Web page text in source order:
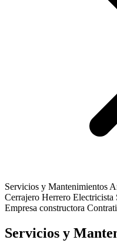
Servicios y Mantenimientos
Cerrajero Herrero Electricista
Empresa constructora
Servicios y